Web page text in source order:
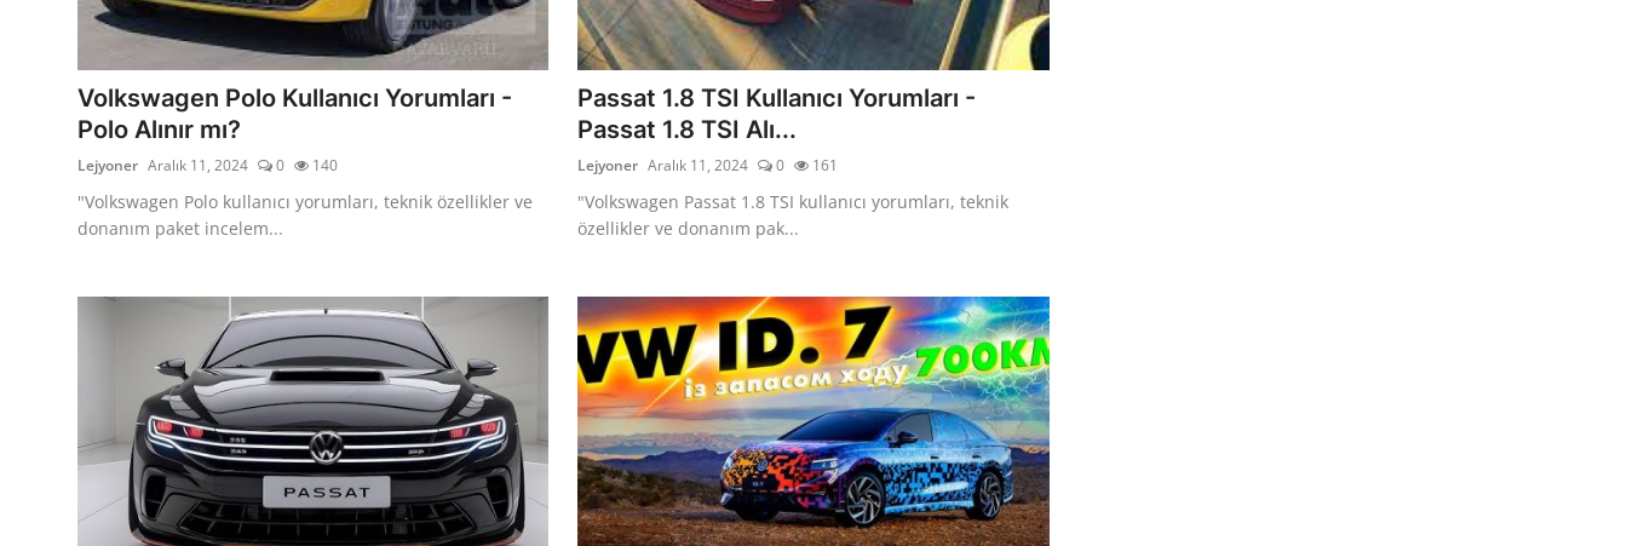
Volkswagen Polo Kullanıcı Yorumları -
Polo Alınır mı?
Lejyoner Aralık 11, 2024 0 140
"Volkswagen Polo kullanıcı yorumları, teknik özellikler ve
donanım paket incelem...
Passat 1.8 TSI Kullanıcı Yorumları -
Passat 1.8 TSI Alı...
Lejyoner Aralık 11, 2024 0 161
"Volkswagen Passat 1.8 TSI kullanıcı yorumları, teknik
özellikler ve donanım pak...